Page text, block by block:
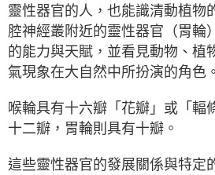
靈性器官的人，也能識清動植物
腔神經叢附近的靈性器官（胃輪
的能力與天賦，並看見動物、植
氣現象在大自然中所扮演的角色。
喉輪具有十六瓣「花瓣」或「輻
十二瓣，胃輪則具有十瓣。
這些靈性器官的發展關係與特定